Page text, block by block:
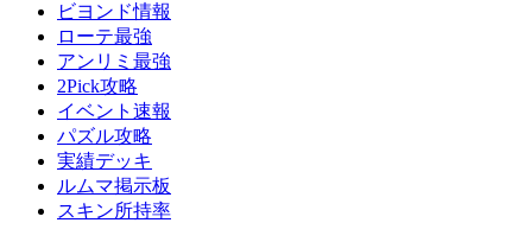
ビヨンド情報
ローテ最強
アンリミ最強
2Pick攻略
イベント速報
パズル攻略
実績デッキ
ルムマ掲示板
スキン所持率